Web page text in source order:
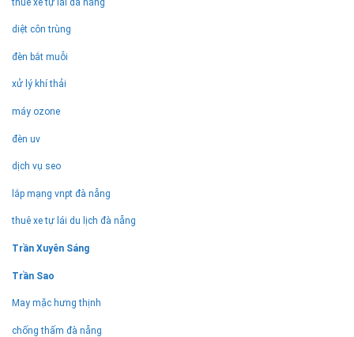
diệt côn trùng
đèn bắt muỗi
xử lý khí thải
máy ozone
đèn uv
dịch vụ seo
lắp mạng vnpt đà nẵng
thuê xe tự lái du lịch đà nẵng
Trần Xuyên Sáng
Trần Sao
May mặc hưng thịnh
chống thấm đà nẵng